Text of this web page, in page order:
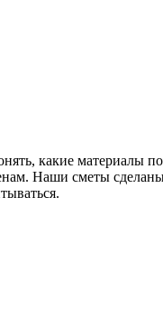
какие материалы
Наши сметы